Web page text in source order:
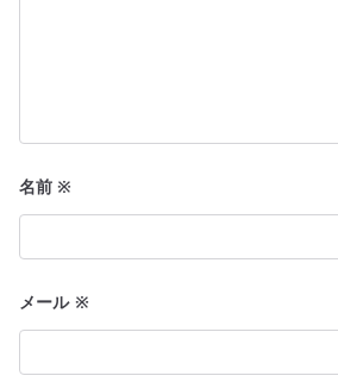
名前※
メール ※